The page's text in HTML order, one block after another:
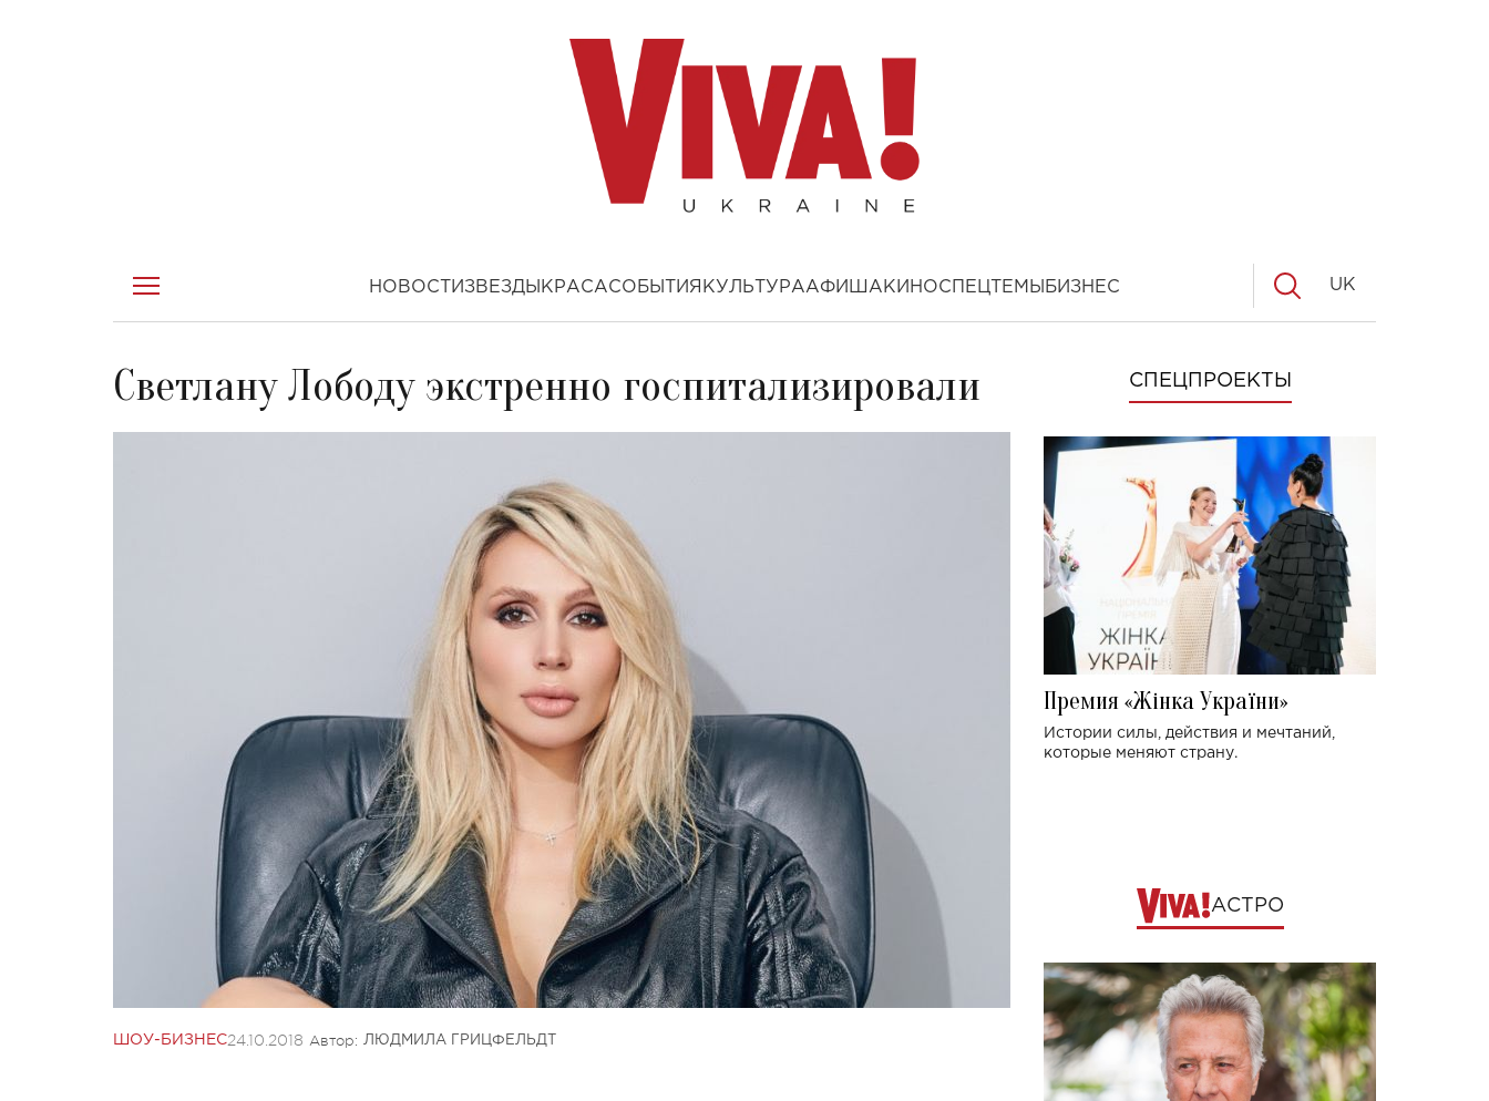
НОВОСТИ ЗВЕЗДЫ КРАСАСОБЫТИЯ КУЛЬТУРААФИША КИНОСПЕЦТЕМЫ БИЗНЕС UK
Светлану Лободу экстренно госпитализировали
ШОУ-БИЗНЕС24.10.2018 Автор: ЛЮДМИЛА ГРИЦФЕЛЬДТ
СПЕЦПРОЕКТЫ
Премия «Жінка України»
Истории силы, действия и мечтаний,
которые меняют страну.
АСТРО